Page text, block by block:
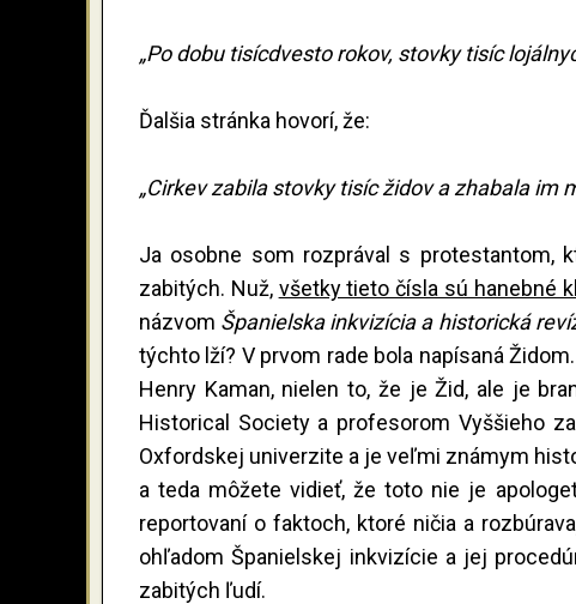
„Po dobu tisícdvesto rokov, stovky tisíc
Ďalšia stránka hovorí, že:
„Cirkev zabila stovky tisíc židov a zhabala im
Ja osobne som rozprával s protestantom,
zabitých. Nuž, všetky tieto čísla sú hanebné
názvom Španielska inkvizícia a historická
týchto lží? V prvom rade bola napísaná
Henry Kaman, nielen to, že je Žid, ale je
Historical Society a profesorom Vyššieho
Oxfordskej univerzite a je veľmi známym
a teda môžete vidieť, že toto nie je
reportovaní o faktoch, ktoré ničia a
ohľadom Španielskej inkvizície a jej
zabitých ľudí.